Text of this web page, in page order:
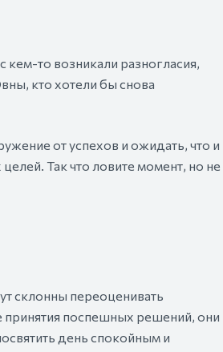
кем-то возникали разногласия,
кто хотели бы снова
от успехов и ожидать, что и
Так что ловите момент, но не
склонны переоценивать
поспешных решений, они
день спокойным и